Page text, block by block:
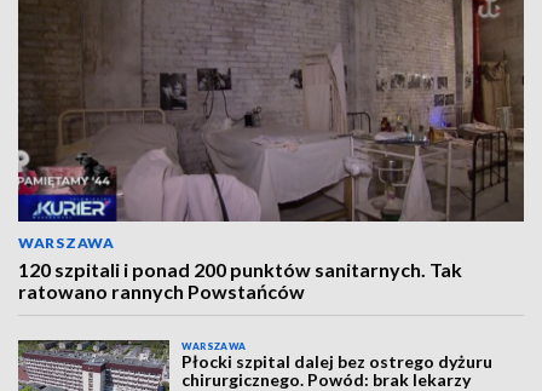
WARSZAWA
120 szpitali i ponad 200 punktów sanitarnych. Tak
ratowano rannych Powstańców
WARSZAWA
Płocki szpital dalej bez ostrego dyżuru
chirurgicznego. Powód: brak lekarzy